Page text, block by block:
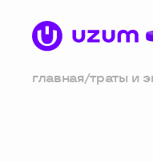
главная/траты и